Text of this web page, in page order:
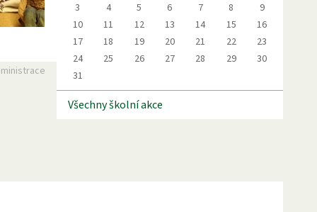
3 4 5 6 7 8
9
10
11 12 13 14 15
16
17
18 19 20 21 22
23
24
25 26 27 28 29
30
31
Všechny školní akce